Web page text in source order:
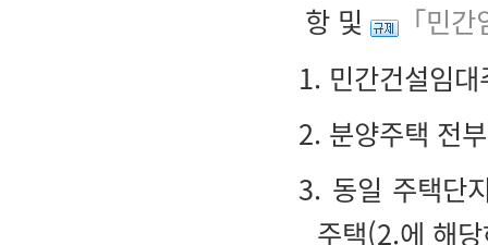
항 및
「민
1. 민간건설임대
2. 분양주택 전
3. 동일 주택단
주택(2.에 해